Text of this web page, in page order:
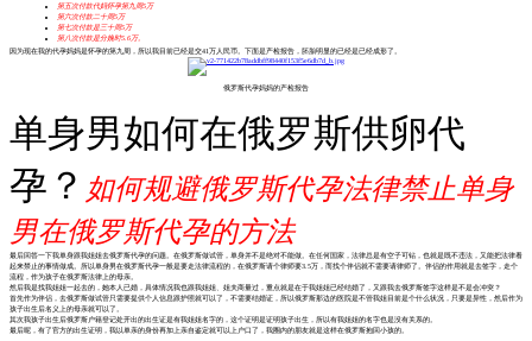
第五次付款代妈怀孕第九周5万
第六次付款二十周5万
第七次付款是三十周5万
第八次付款是分娩时5.6万。
因为现在我的代孕妈妈是怀孕的第九周，所以我目前已经是交41万人民币。下面是产检报告，胚胎明显的已经是已经成形了。
俄罗斯代孕妈妈的产检报告
单身男如何在俄罗斯供卵代
孕？ 如何规避俄罗斯代孕法律禁止单身
男在俄罗斯代孕的方法
最后回答一下我单身跟我姐姐去俄罗斯代孕的问题。在俄罗斯做试管，单身并不是绝对不能做。在任何国家，法律总是有空子可钻，也就是既不违法，又能把法律看
起来禁止的事情做成。所以单身男在俄罗斯代孕一般是要走法律流程的，在俄罗斯请个律师要3.5万，而找个伴侣就不需要请律师了。伴侣的作用就是去签字，走个
流程，作为孩子在俄罗斯法律上的母亲。
然后我是找我姐姐一起去的，她本人已婚，具体情况我也跟我姐姐、姐夫商量过，重点就是在于我姐姐已经结婚了，又跟我去俄罗斯签字这样是不是会冲突？
首先作为伴侣，去俄罗斯做试管只需要提供个人信息跟护照就可以了，不需要结婚证，所以俄罗斯那边的医院是不管我姐目前是个什么状况，只要是异性，然后作为
孩子出生后名义上的母亲就可以了。
其次我孩子出生后俄罗斯户籍登记处开出的出生证是有我姐姐名字的，这个证明是证明孩子出生，所以有我姐姐的名字也是没有关系的。
最后呢，有了官方的出生证明，我以单亲的身份再加上亲自鉴定就可以上户口了，我圈内的朋友就是这样在俄罗斯抱回小孩的。